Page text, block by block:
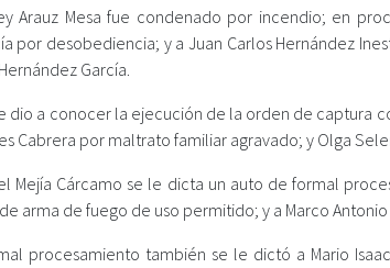
Arauz Mesa fue condenado por incendio; en
por desobediencia; y a Juan Carlos Hernández
García.
dio a conocer la ejecución de la orden de captura
Cabrera por maltrato familiar agravado; y Olga
Mejía Cárcamo se le dicta un auto de formal
arma de fuego de uso permitido; y a Marco
procesamiento también se le dictó a Mario